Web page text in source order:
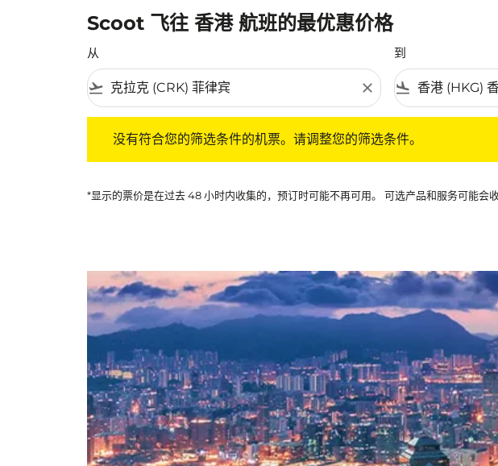
Scoot 飞往 香港 航班的最优惠价格
从
flight_takeoff close
到
flight_land
没有符合您的筛选条件的机票。请调整您的筛选条件。
*显示的票价是在过去 48 小时内收集的，预订时可能不再可用。 可选产品和服务可能会收